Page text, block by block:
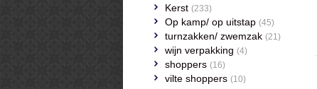
Kerst (233)
Op kamp/ op uitstap (45)
turnzakken/ zwemzak (21)
wijn verpakking (4)
shoppers (16)
vilte shoppers (10)